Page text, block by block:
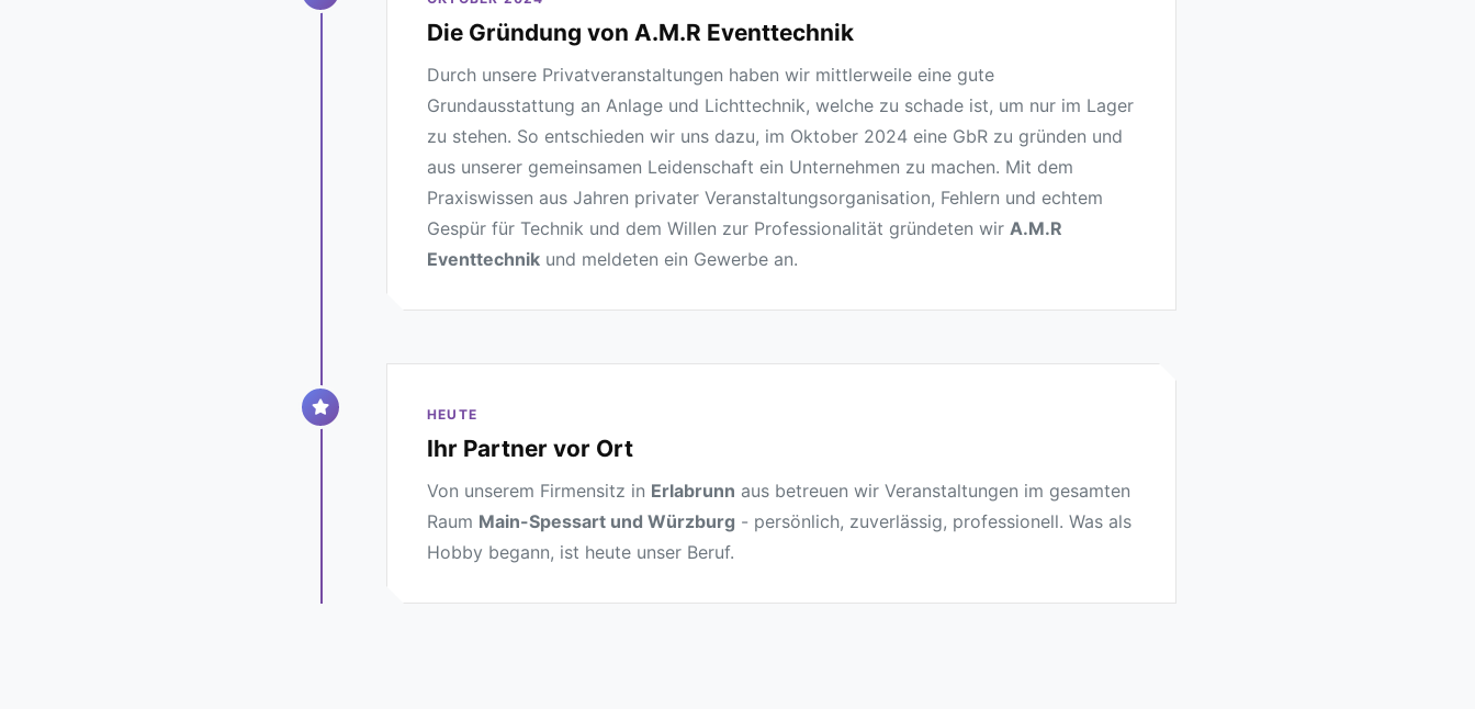
Die Gründung von A.M.R Eventtechnik
Durch unsere Privatveranstaltungen haben wir mittlerweile eine gute
Grundausstattung an Anlage und Lichttechnik, welche zu schade ist, um nur im Lager
zu stehen. So entschieden wir uns dazu, im Oktober 2024 eine GbR zu gründen und
aus unserer gemeinsamen Leidenschaft ein Unternehmen zu machen. Mit dem
Praxiswissen aus Jahren privater Veranstaltungsorganisation, Fehlern und echtem
Gespür für Technik und dem Willen zur Professionalität gründeten wir A.M.R
Eventtechnik und meldeten ein Gewerbe an.
HEUTE
Ihr Partner vor Ort
Von unserem Firmensitz in Erlabrunn aus betreuen wir Veranstaltungen im gesamten
Raum Main-Spessart und Würzburg - persönlich, zuverlässig, professionell. Was als
Hobby begann, ist heute unser Beruf.